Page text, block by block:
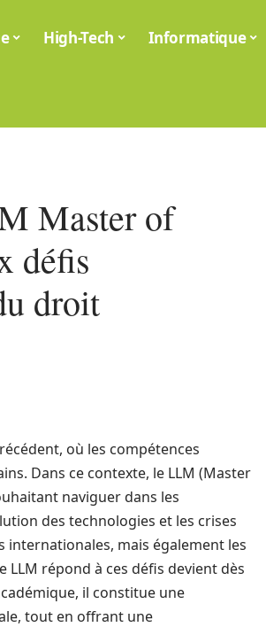
High-Tech Informatique
Master of
défis
droit
où les compétences
Dans ce contexte, le LLM (Master
naviguer dans les
des technologies et les crises
mais également les
répond à ces défis devient dès
il constitue une
tout en offrant une